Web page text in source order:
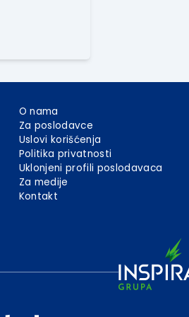
O nama
Za poslodavce
Uslovi korišćenja
Politika privatnosti
Uklonjeni profili poslodavaca
Za medije
Kontakt